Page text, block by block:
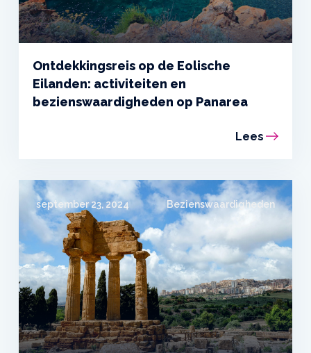
Ontdekkingsreis op de Eolische
Eilanden: activiteiten en
bezienswaardigheden op Panarea
Lees
september 23, 2024 Bezienswaardigheden